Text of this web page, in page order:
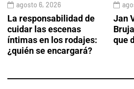
agosto 6, 2026
La responsabilidad de
cuidar las escenas
íntimas en los rodajes:
¿quién se encargará?
Jan
que